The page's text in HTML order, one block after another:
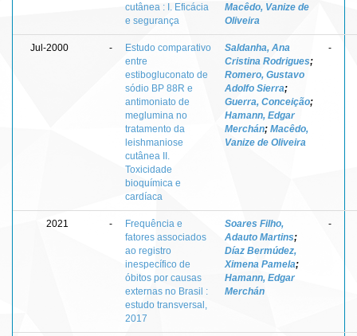
cutânea : I. Eficácia
e segurança
Macêdo, Vanize de
Oliveira
Jul-2000 -
Estudo comparativo
entre
estibogluconato de
sódio BP 88R e
antimoniato de
meglumina no
tratamento da
leishmaniose
cutânea II.
Toxicidade
bioquímica e
cardíaca
Saldanha, Ana
Cristina Rodrigues;
Romero, Gustavo
Adolfo Sierra;
Guerra, Conceição;
Hamann, Edgar
Merchán; Macêdo,
Vanize de Oliveira
-
2021 -
Frequência e
fatores associados
ao registro
inespecífico de
óbitos por causas
externas no Brasil :
estudo transversal,
2017
Soares Filho,
Adauto Martins;
Díaz Bermúdez,
Ximena Pamela;
Hamann, Edgar
Merchán
-